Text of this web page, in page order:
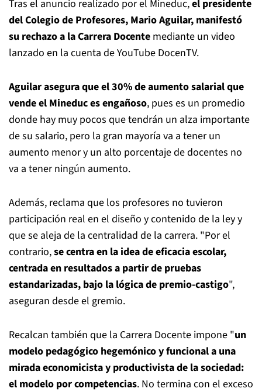
Tras el anuncio realizado por el Mineduc,el presidente
del Colegio de Profesores, Mario Aguilar, manifestó
su rechazo a la Carrera Docente mediante un video
lanzado en la cuenta de YouTube DocenTV.
Aguilar asegura que el 30% de aumento salarial que
vende el Mineduc es engañoso, pues es un promedio
donde hay muy pocos que tendrán un alza importante
de su salario, pero la gran mayoría va a tener un
aumento menor y un alto porcentaje de docentes no
va a tener ningún aumento.
Además, reclama que los profesores no tuvieron
participación real en el diseño y contenido de la ley y
que se aleja de la centralidad de la carrera. "Por el
contrario,se centra en la idea de eficacia escolar,
centrada en resultados a partir de pruebas
estandarizadas, bajo la lógica de premio-castigo",
aseguran desde el gremio.
Recalcan también que la Carrera Docente impone "un
modelo pedagógico hegemónico y funcional a una
mirada economicista y productivista de la sociedad:
el modelo por competencias. No termina con el exceso